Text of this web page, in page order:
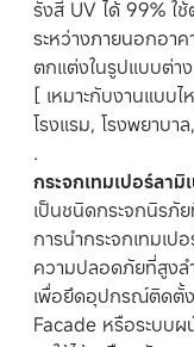
รังสี UV ได้ 99% ใ
ระหว่างภายนอกอา
ตกแต่งในรูปแบบต่า
[ เหมาะกับงานแบบ
โรงแรม, โรงพยาบา
.
กระจกเทมเปอร์ลามิ
เป็นชนิดกระจกนิรภั
การนำกระจกเทมเป
ความปลอดภัยที่สูงล
เพื่อยึดอุปกรณ์ติดตั้
Facade หรือระบบ